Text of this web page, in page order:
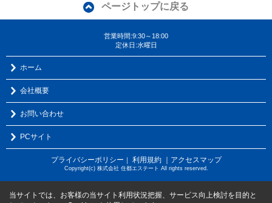
ページトップに戻る
営業時間:9:30～18:00
定休日:水曜日
ホーム
会社概要
お問い合わせ
PCサイト
プライバシーポリシー ｜ 利用規約 ｜アクセスマップ
Copyright(c) 株式会社 住都エステート All rights reserved.
当サイトでは、お客様の当サイト利用状況把握、サービス向上検討を目的と